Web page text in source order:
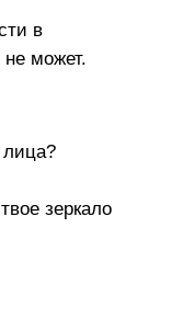
в
может.
зеркало